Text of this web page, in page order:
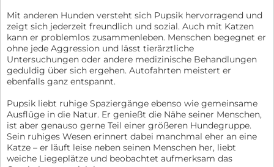
Mit anderen Hunden versteht sich Pupsik hervorragend und
zeigt sich jederzeit freundlich und sozial. Auch mit Katzen
kann er problemlos zusammenleben. Menschen begegnet er
ohne jede Aggression und lässt tierärztliche
Untersuchungen oder andere medizinische Behandlungen
geduldig über sich ergehen. Autofahrten meistert er
ebenfalls ganz entspannt.
Pupsik liebt ruhige Spaziergänge ebenso wie gemeinsame
Ausflüge in die Natur. Er genießt die Nähe seiner Menschen,
ist aber genauso gerne Teil einer größeren Hundegruppe.
Sein ruhiges Wesen erinnert dabei manchmal eher an eine
Katze – er läuft leise neben seinen Menschen her, liebt
weiche Liegeplätze und beobachtet aufmerksam das